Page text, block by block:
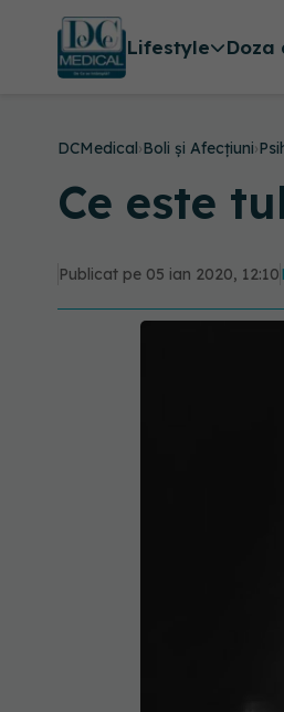
Lifestyle Doza
DCMedical›Boli și Afecțiuni›
Ce este
Publicat pe 05 ian 2020, 12:10